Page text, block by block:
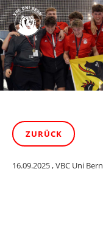
ZURÜCK
16.09.2025, VBC Uni Bern